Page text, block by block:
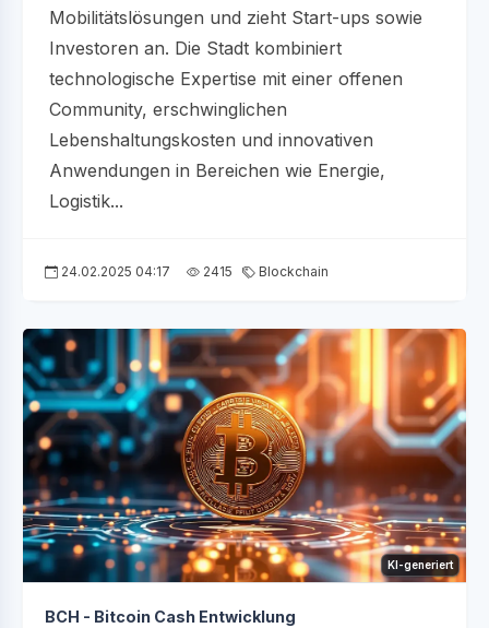
Mobilitätslösungen und zieht Start-ups sowie
Investoren an. Die Stadt kombiniert
technologische Expertise mit einer offenen
Community, erschwinglichen
Lebenshaltungskosten und innovativen
Anwendungen in Bereichen wie Energie,
Logistik...
24.02.2025 04:17 2415 Blockchain
KI-generiert
BCH - Bitcoin Cash Entwicklung